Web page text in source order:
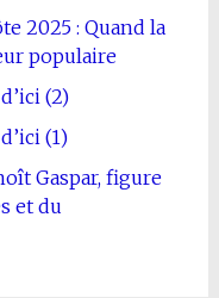
2025 : Quand la
populaire
(2)
(1)
Gaspar, figure
et du